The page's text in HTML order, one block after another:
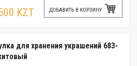
KZT ДОБАВИТЬ В КОРЗИНУ
для хранения украшений 683-